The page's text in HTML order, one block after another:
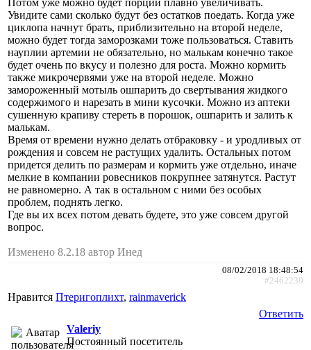
Увидите сами сколько будут без остатков поедать. Когда уже
циклопа начнут брать, приблизительно на второй неделе,
можно будет тогда заморозками тоже пользоваться. Ставить
науплии артемии не обязательно, но малькам конечно такое
будет очень по вкусу и полезно для роста. Можно кормить
также микрочервями уже на второй неделе. Можно
замороженный мотыль ошпарить до свертывания жидкого
содержимого и нарезать в мини кусочки. Можно из аптеки
сушенную крапиву стереть в порошок, ошпарить и залить к
малькам.
Время от времени нужно делать отбраковку - и уродливых от
рождения и совсем не растущих удалить. Остальных потом
придется делить по размерам и кормить уже отдельно, иначе
мелкие в компании ровесников покрупнее затянутся. Растут
не равномерно. А так в остальном с ними без особых
проблем, поднять легко.
Где вы их всех потом девать будете, это уже совсем другой
вопрос.
Изменено 8.2.18 автор Инед
08/02/2018 18:48:54
#2462239
Нравится Птеригоплихт, rainmaverick
Ответить
Valeriy
Постоянный посетитель